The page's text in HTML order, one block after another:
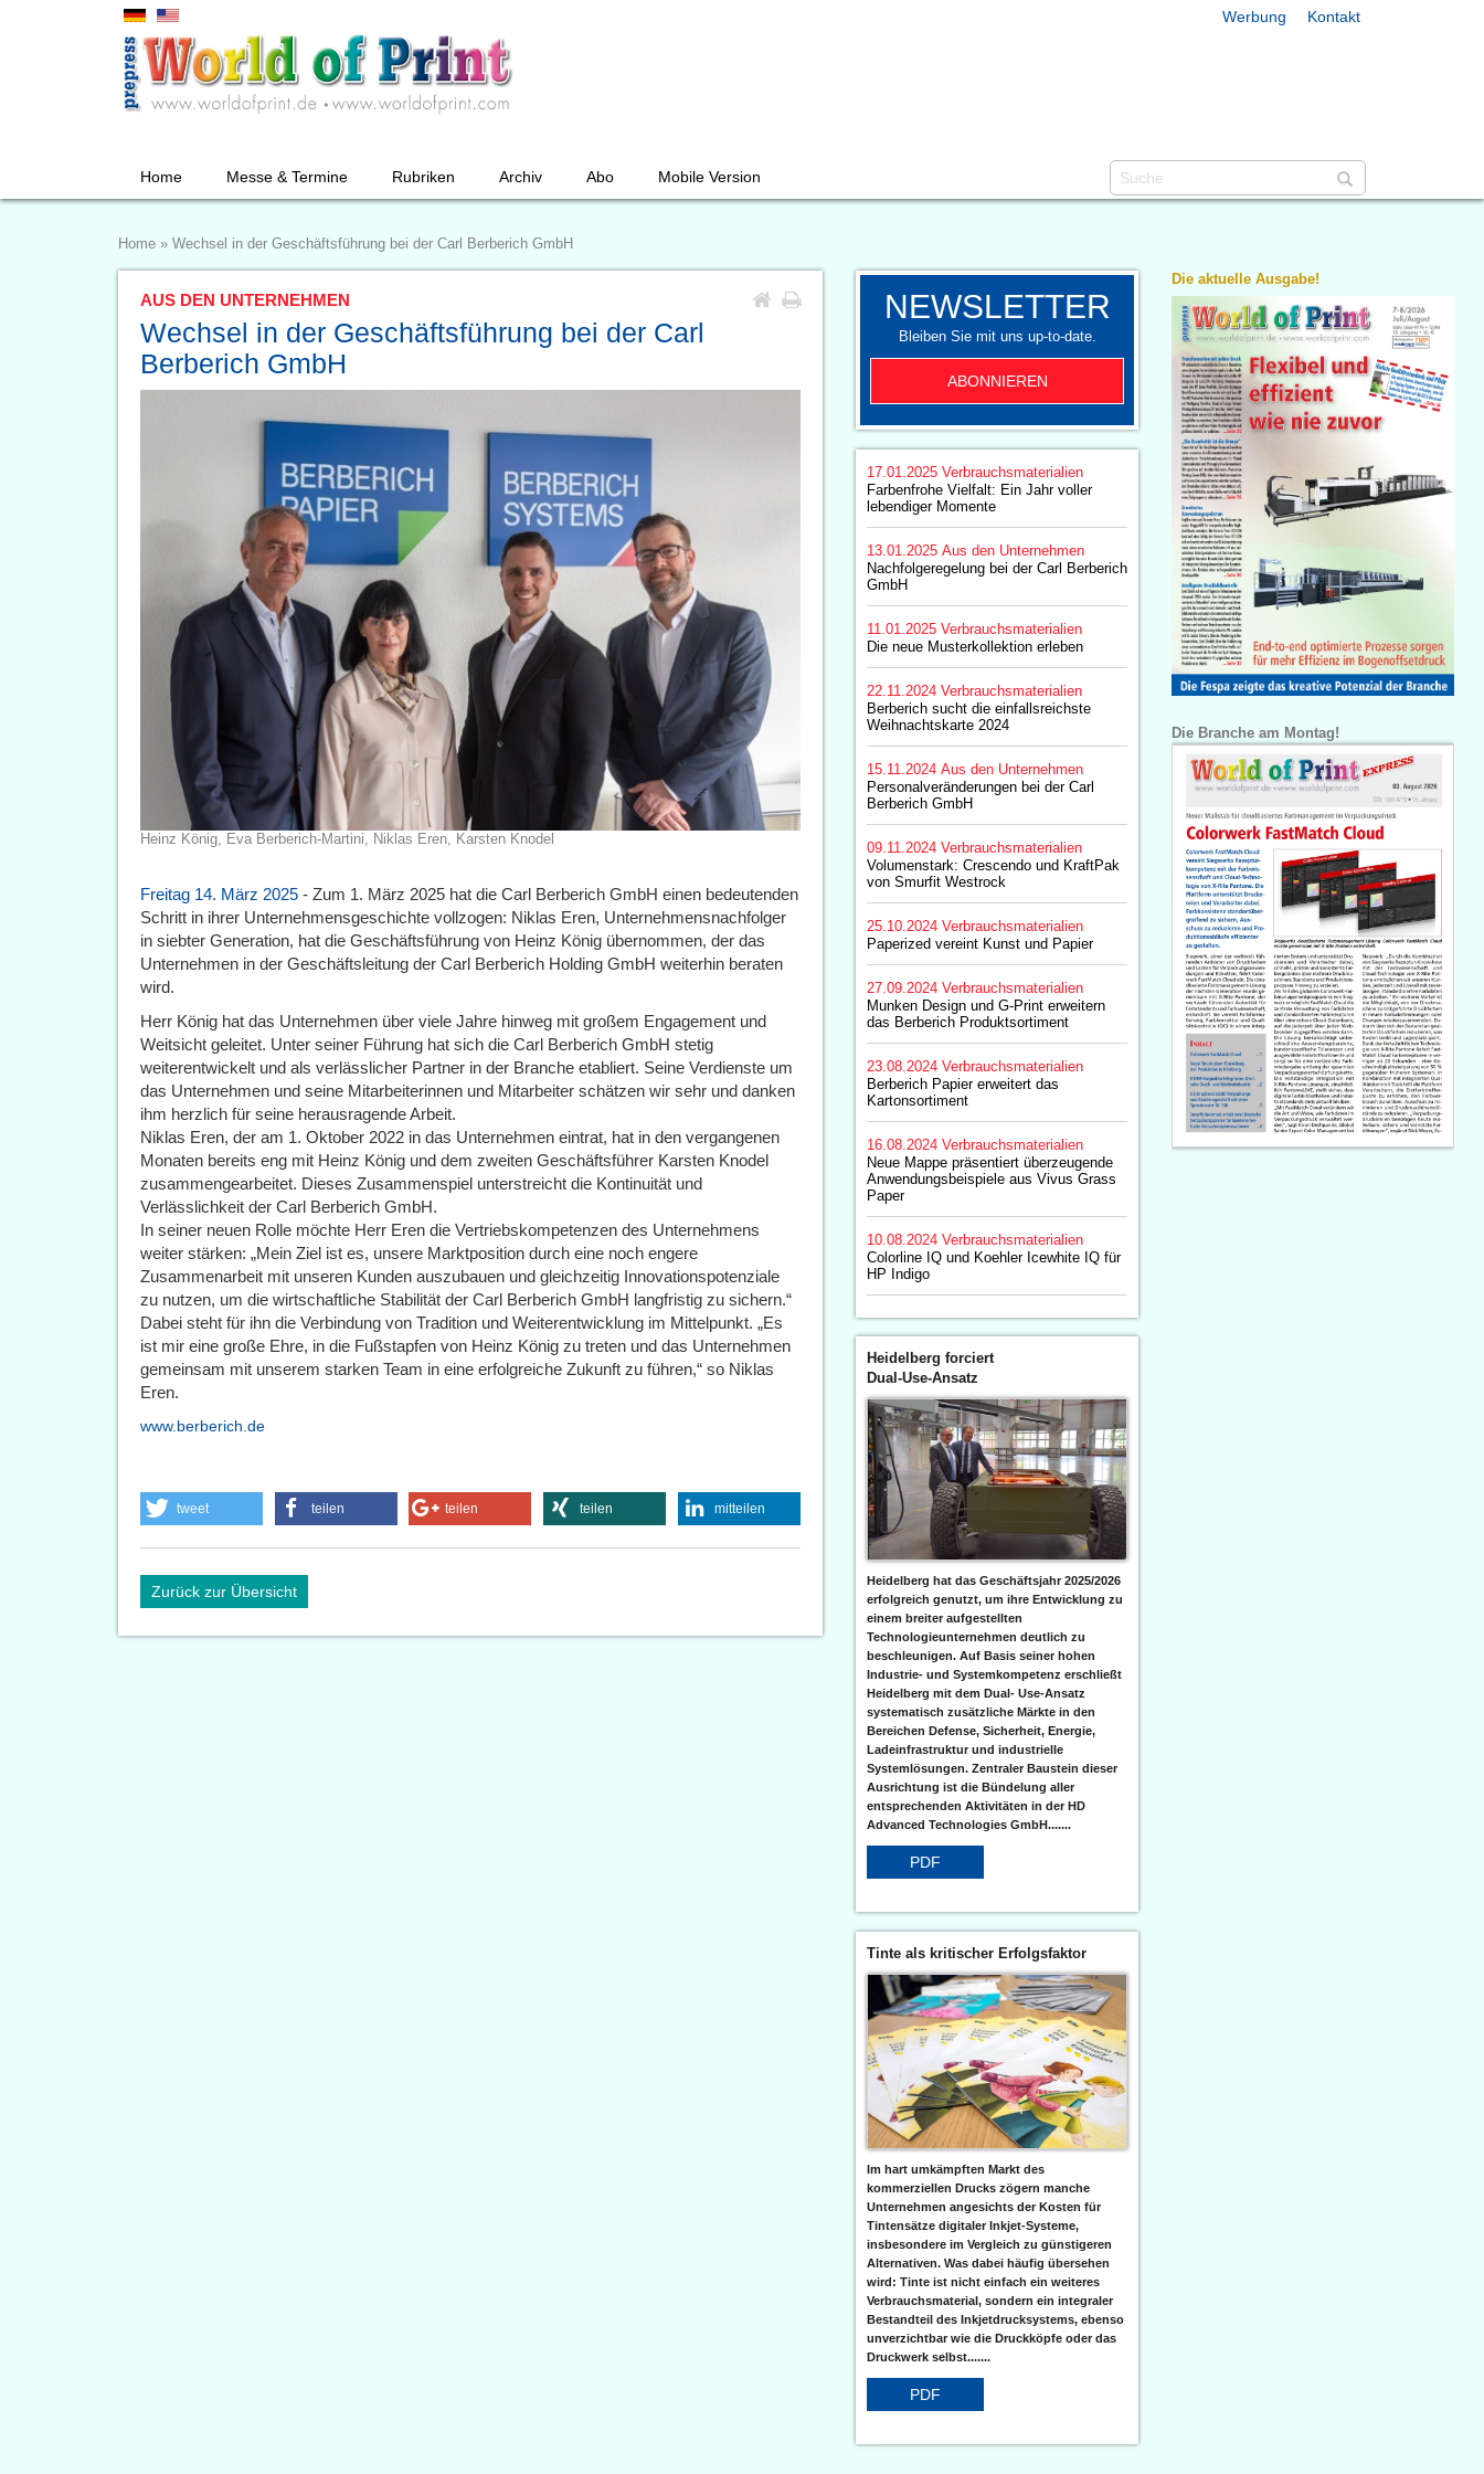
Werbung Kontakt
Home Messe & Termine Rubriken Archiv Abo Mobile Version
Home » Wechsel in der Geschäftsführung bei der Carl Berberich GmbH
AUS DEN UNTERNEHMEN
Wechsel in der Geschäftsführung bei der Carl
Berberich GmbH
Heinz König, Eva Berberich-Martini, Niklas Eren, Karsten Knodel
Freitag 14. März 2025 - Zum 1. März 2025 hat die Carl Berberich GmbH einen bedeutenden
Schritt in ihrer Unternehmensgeschichte vollzogen: Niklas Eren, Unternehmensnachfolger
in siebter Generation, hat die Geschäftsführung von Heinz König übernommen, der das
Unternehmen in der Geschäftsleitung der Carl Berberich Holding GmbH weiterhin beraten
wird.
Herr König hat das Unternehmen über viele Jahre hinweg mit großem Engagement und
Weitsicht geleitet. Unter seiner Führung hat sich die Carl Berberich GmbH stetig
weiterentwickelt und als verlässlicher Partner in der Branche etabliert. Seine Verdienste um
das Unternehmen und seine Mitarbeiterinnen und Mitarbeiter schätzen wir sehr und danken
ihm herzlich für seine herausragende Arbeit.
Niklas Eren, der am 1. Oktober 2022 in das Unternehmen eintrat, hat in den vergangenen
Monaten bereits eng mit Heinz König und dem zweiten Geschäftsführer Karsten Knodel
zusammengearbeitet. Dieses Zusammenspiel unterstreicht die Kontinuität und
Verlässlichkeit der Carl Berberich GmbH.
In seiner neuen Rolle möchte Herr Eren die Vertriebskompetenzen des Unternehmens
weiter stärken: „Mein Ziel ist es, unsere Marktposition durch eine noch engere
Zusammenarbeit mit unseren Kunden auszubauen und gleichzeitig Innovationspotenziale
zu nutzen, um die wirtschaftliche Stabilität der Carl Berberich GmbH langfristig zu sichern.“
Dabei steht für ihn die Verbindung von Tradition und Weiterentwicklung im Mittelpunkt. „Es
ist mir eine große Ehre, in die Fußstapfen von Heinz König zu treten und das Unternehmen
gemeinsam mit unserem starken Team in eine erfolgreiche Zukunft zu führen,“ so Niklas
Eren.
www.berberich.de
tweet teilen teilen teilen mitteilen
Zurück zur Übersicht
NEWSLETTER
Bleiben Sie mit uns up-to-date.
ABONNIEREN
17.01.2025 Verbrauchsmaterialien
Farbenfrohe Vielfalt: Ein Jahr voller
lebendiger Momente
13.01.2025 Aus den Unternehmen
Nachfolgeregelung bei der Carl Berberich
GmbH
11.01.2025 Verbrauchsmaterialien
Die neue Musterkollektion erleben
22.11.2024 Verbrauchsmaterialien
Berberich sucht die einfallsreichste
Weihnachtskarte 2024
15.11.2024 Aus den Unternehmen
Personalveränderungen bei der Carl
Berberich GmbH
09.11.2024 Verbrauchsmaterialien
Volumenstark: Crescendo und KraftPak
von Smurfit Westrock
25.10.2024 Verbrauchsmaterialien
Paperized vereint Kunst und Papier
27.09.2024 Verbrauchsmaterialien
Munken Design und G-Print erweitern
das Berberich Produktsortiment
23.08.2024 Verbrauchsmaterialien
Berberich Papier erweitert das
Kartonsortiment
16.08.2024 Verbrauchsmaterialien
Neue Mappe präsentiert überzeugende
Anwendungsbeispiele aus Vivus Grass
Paper
10.08.2024 Verbrauchsmaterialien
Colorline IQ und Koehler Icewhite IQ für
HP Indigo
Heidelberg forciert
Dual-Use-Ansatz
Heidelberg hat das Geschäftsjahr 2025/2026
erfolgreich genutzt, um ihre Entwicklung zu
einem breiter aufgestellten
Technologieunternehmen deutlich zu
beschleunigen. Auf Basis seiner hohen
Industrie- und Systemkompetenz erschließt
Heidelberg mit dem Dual- Use-Ansatz
systematisch zusätzliche Märkte in den
Bereichen Defense, Sicherheit, Energie,
Ladeinfrastruktur und industrielle
Systemlösungen. Zentraler Baustein dieser
Ausrichtung ist die Bündelung aller
entsprechenden Aktivitäten in der HD
Advanced Technologies GmbH.......
PDF
Tinte als kritischer Erfolgsfaktor
Im hart umkämpften Markt des
kommerziellen Drucks zögern manche
Unternehmen angesichts der Kosten für
Tintensätze digitaler Inkjet-Systeme,
insbesondere im Vergleich zu günstigeren
Alternativen. Was dabei häufig übersehen
wird: Tinte ist nicht einfach ein weiteres
Verbrauchsmaterial, sondern ein integraler
Bestandteil des Inkjetdrucksystems, ebenso
unverzichtbar wie die Druckköpfe oder das
Druckwerk selbst.......
PDF
Die aktuelle Ausgabe!
Die Branche am Montag!